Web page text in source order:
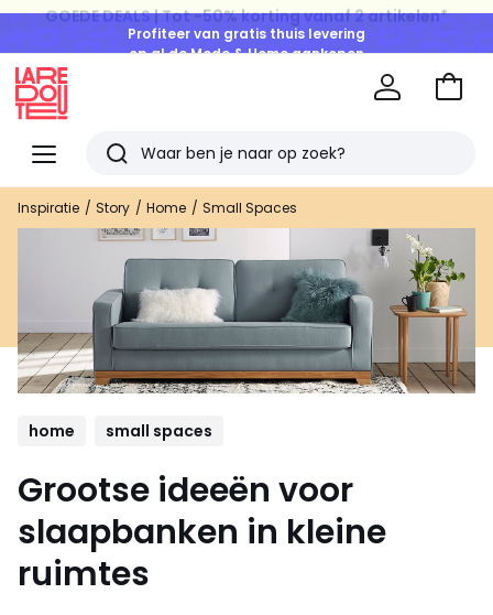
Profiteer van gratis thuis levering
op al de Mode & Home aankopen
Menu
Redoute
Zoeken
Laatst
bekeken
artikelen
Naar
Inspiratie Story Home Small Spaces
home small spaces
Grootse ideeën voor
slaapbanken in kleine
ruimtes